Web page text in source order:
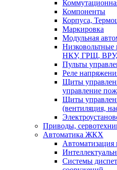
Компоненты
Корпуса,
Маркировка
Модульная
Низковольтные
НКУ, ГРЩ,
Пульты
Реле
Щиты
управление
Щиты
(вентиляция,
Приводы,
Автоматика ЖКХ
Автоматизация
Системы